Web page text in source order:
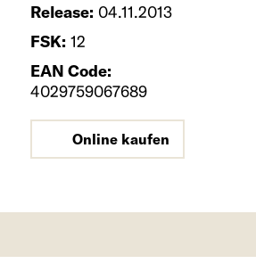
Release: 04.11.2013
FSK: 12
EAN Code:
4029759067689
Online kaufen